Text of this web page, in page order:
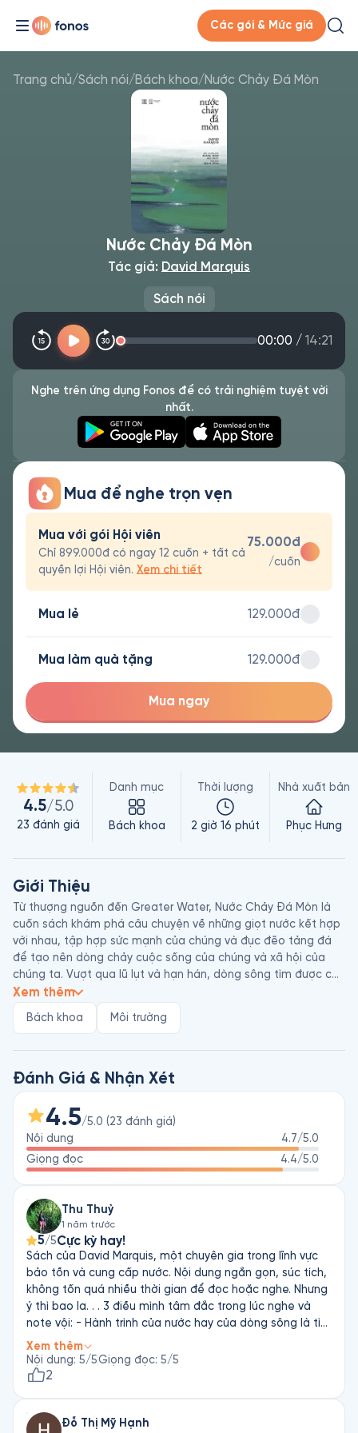
Các gói & Mức giá
Trang chủ/Sách nói/Bách khoa/Nước Chảy Đá Mòn
Sách nói
Nước Chảy Đá Mòn
Tác giả: David Marquis
00:00 / 14:21
Nghe trên ứng dụng Fonos để có trải nghiệm tuyệt vời
nhất.
Mua để nghe trọn vẹn
Mua với gói Hội viên
Chỉ 899.000đ có ngay 12 cuốn + tất cả
quyền lợi Hội viên. Xem chi tiết
75.000đ
/cuốn
Mua lẻ 129.000đ
Mua làm quà tặng 129.000đ
Mua ngay
4.5/5.0
23 đánh giá
Danh mục
Bách khoa
Thời lượng
2 giờ 16 phút
Nhà xuất bản
Phục Hưng
Giới Thiệu
Từ thượng nguồn đến Greater Water, Nước Chảy Đá Mòn là
cuốn sách khám phá câu chuyện về những giọt nước kết hợp
với nhau, tập hợp sức mạnh của chúng và đục đẽo tảng đá
để tạo nên dòng chảy cuộc sống của chúng và xã hội của
chúng ta. Vượt qua lũ lụt và hạn hán, dòng sông tìm được con
đường dẫn đến điều gì đó vĩ đại hơn chính nó.
Là một áng văn trữ tình sâu sắc và cảm động, Nước Chảy Đá
ngắn, tác phẩm này tạo ra sự hiểu biết nhịp nhàng về sức
mạnh chữa lành của nước sau tất cả mọi thử thách khắc
nghiệt nhất từ thiên nhiên cũng như thời cuộc. Thông qua đó,
tác giả cổ vũ con người kiên trì, bền bỉ và vững lòng tin - như
dòng sông đến cuối cùng đều sẽ đi đến Thượng nguồn và
vượt ra Biển lớn.
Xem thêm
Bách khoa Môi trường
Đánh Giá & Nhận Xét
4.5/5.0 (23 đánh giá)
Nội dung
4.7/5.0
Giọng đọc
4.4/5.0
Thu Thuỷ
1 năm trước
5/5Cực kỳ hay!
Sách của David Marquis, một chuyên gia trong lĩnh vực
bảo tồn và cung cấp nước. Nội dung ngắn gọn, súc tích,
không tốn quá nhiều thời gian để đọc hoặc nghe. Nhưng
ý thì bao la. . . 3 điều mình tâm đắc trong lúc nghe và
note vội: - Hành trình của nước hay của dòng sông là tìm
nơi nó bắt đầu, nơi đang đến và nơi sẽ rời đi. -Không đến
đâu cả là điều không thể. Chúng ta luôn đi về đâu đó,
thậm chí là nhích dần nhích dần tới cái chết. (Nghe xong
chết mà) -Nghệ thuật bất tuân! Tự thách thức các bản
Xem thêm
Nội dung: 5/5Giọng đọc: 5/5
2
Đỗ Thị Mỹ Hạnh